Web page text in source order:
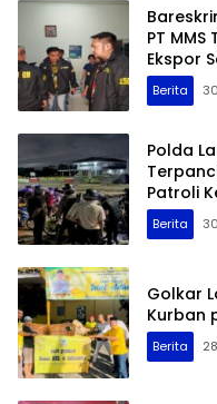
PT
Ekspor
Berita
Polda
Patroli
Berita
Golkar
Kurban
Berita